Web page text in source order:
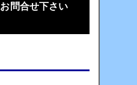
お問合せ下さい